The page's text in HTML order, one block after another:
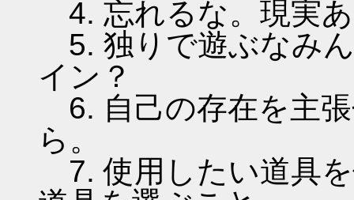
4. 忘れるな。現実
5. 独りで遊ぶなみ
イン？
6. 自己の存在を主
ら。
7. 使用したい道具